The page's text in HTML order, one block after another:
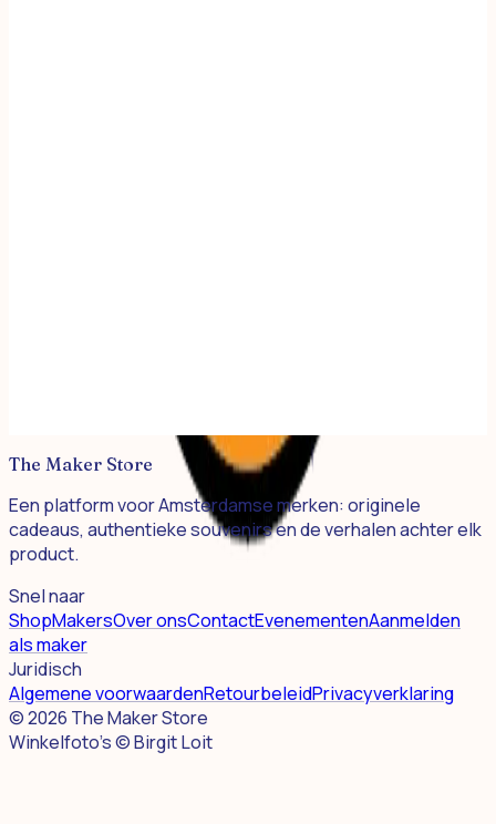
The Maker Store
Een platform voor Amsterdamse merken: originele
cadeaus, authentieke souvenirs en de verhalen achter elk
product.
Snel naar
ShopMakersOver onsContactEvenementenAanmelden
als maker
Juridisch
Algemene voorwaardenRetourbeleidPrivacyverklaring
©2026 The Maker Store
Winkelfoto's © Birgit Loit